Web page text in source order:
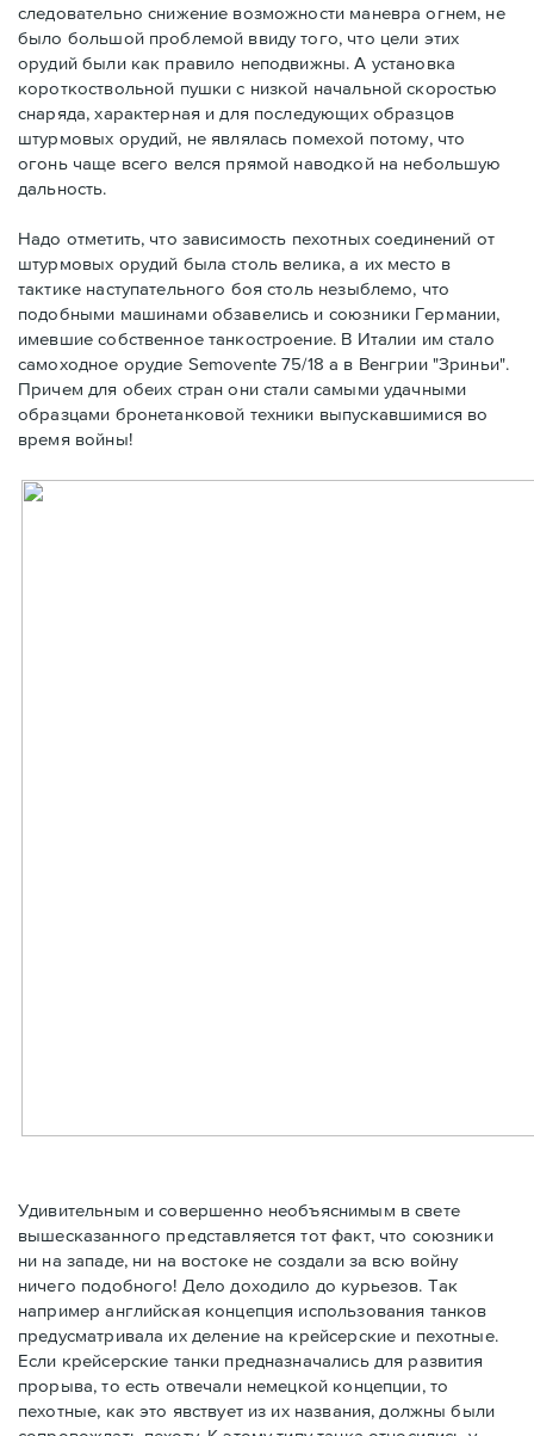
следовательно снижение возможности маневра огнем, не
было большой проблемой ввиду того, что цели этих
орудий были как правило неподвижны. А установка
короткоствольной пушки с низкой начальной скоростью
снаряда, характерная и для последующих образцов
штурмовых орудий, не являлась помехой потому, что
огонь чаще всего велся прямой наводкой на небольшую
дальность.
Надо отметить, что зависимость пехотных соединений от
штурмовых орудий была столь велика, а их место в
тактике наступательного боя столь незыблемо, что
подобными машинами обзавелись и союзники Германии,
имевшие собственное танкостроение. В Италии им стало
самоходное орудие Semovente 75/18 а в Венгрии "Зриньи".
Причем для обеих стран они стали самыми удачными
образцами бронетанковой техники выпускавшимися во
время войны!
Удивительным и совершенно необъяснимым в свете
вышесказанного представляется тот факт, что союзники
ни на западе, ни на востоке не создали за всю войну
ничего подобного! Дело доходило до курьезов. Так
например английская концепция использования танков
предусматривала их деление на крейсерские и пехотные.
Если крейсерские танки предназначались для развития
прорыва, то есть отвечали немецкой концепции, то
пехотные, как это явствует из их названия, должны были